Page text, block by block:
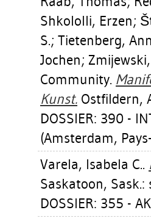
Shkololli, Erzen;
S.; Tietenberg,
Jochen;
Community.
Kunst. Ostfildern,
DOSSIER: 390 -
(Amsterdam,
Varela, Isabela C..
Saskatoon, Sask.:
DOSSIER: 355 -